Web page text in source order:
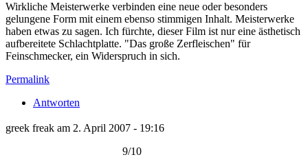
Wirkliche Meisterwerke verbinden eine neue oder besonders
gelungene Form mit einem ebenso stimmigen Inhalt. Meisterwerke
haben etwas zu sagen. Ich fürchte, dieser Film ist nur eine ästhetisch
aufbereitete Schlachtplatte. "Das große Zerfleischen" für
Feinschmecker, ein Widerspruch in sich.
Permalink
Antworten
greek freak am 2. April 2007 - 19:16
9/10